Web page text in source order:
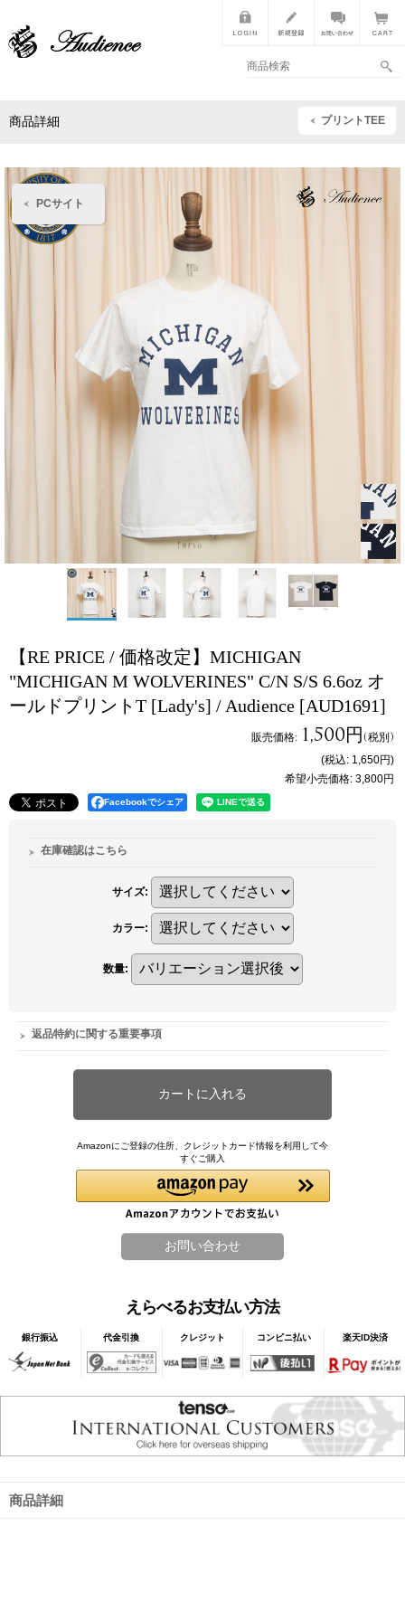
PCサイト
商品詳細 プリントTEE
【RE PRICE / 価格改定】MICHIGAN
"MICHIGAN M WOLVERINES" C/N S/S 6.6oz オ
ールドプリントT [Lady's] / Audience [AUD1691]
販売価格: 1,500円(税別)
(税込: 1,650円)
希望小売価格: 3,800円
Facebookでシェア
在庫確認はこちら
サイズ:
カラー:
数量:
返品特約に関する重要事項
Amazonにご登録の住所、クレジットカード情報を利用して今
すぐご購入
えらべるお支払い方法
銀行振込 代金引換 クレジット コンビニ払い 楽天ID決済
商品詳細